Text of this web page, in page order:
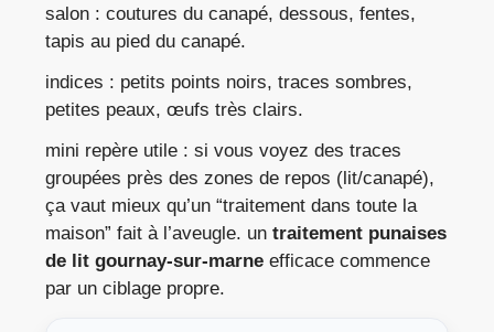
salon : coutures du canapé, dessous, fentes,
tapis au pied du canapé.
indices : petits points noirs, traces sombres,
petites peaux, œufs très clairs.
mini repère utile : si vous voyez des traces
groupées près des zones de repos (lit/canapé),
ça vaut mieux qu’un “traitement dans toute la
maison” fait à l’aveugle. un traitement punaises
de lit gournay-sur-marne efficace commence
par un ciblage propre.